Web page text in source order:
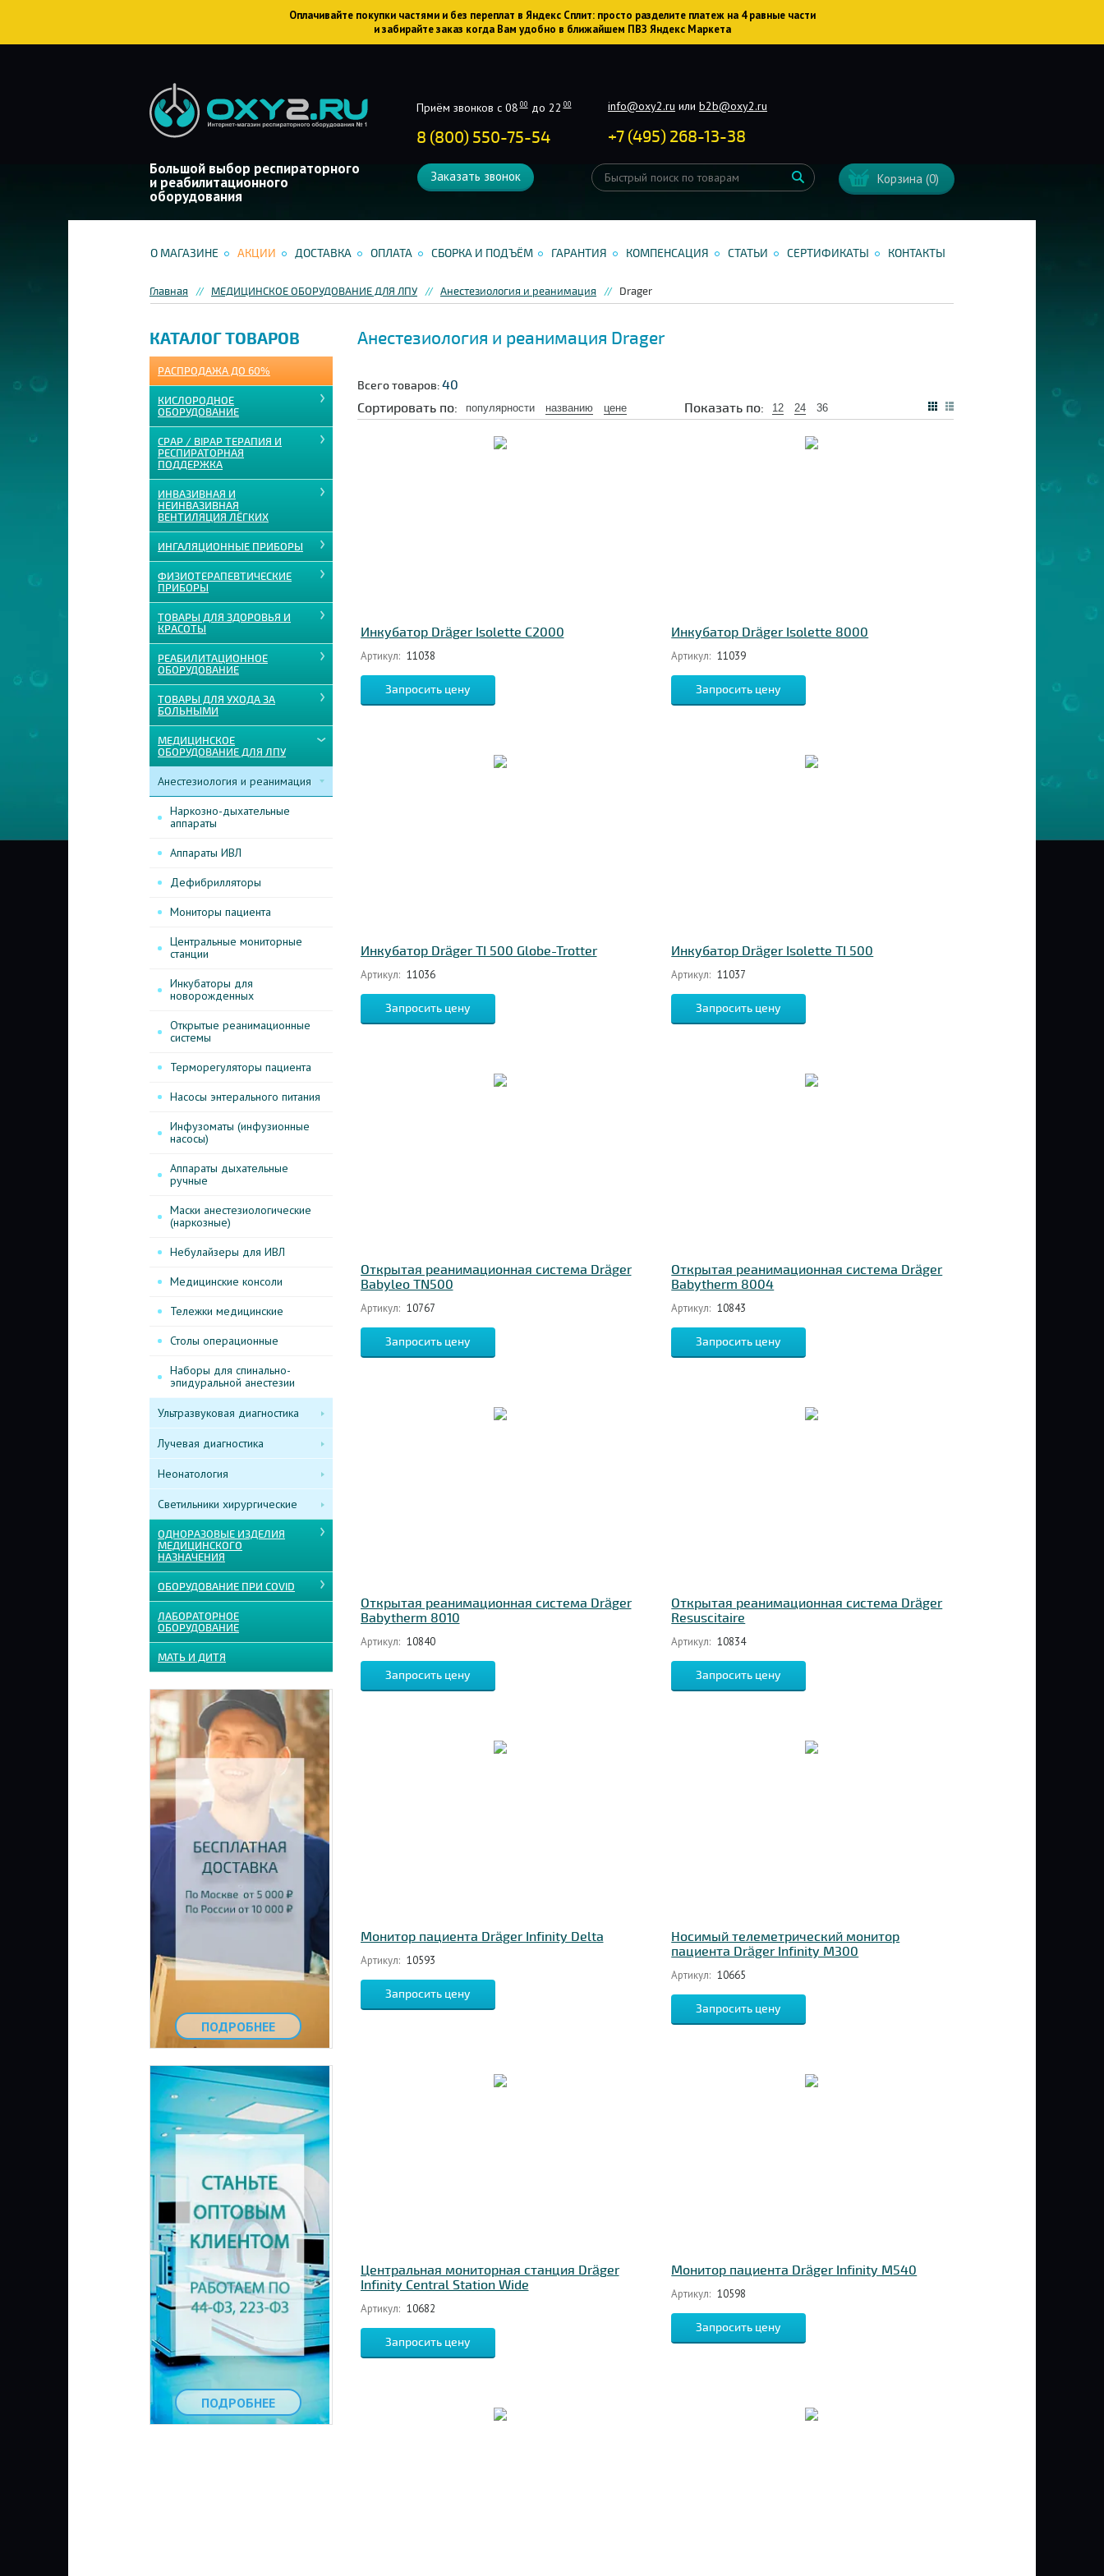
Оплачивайте покупки частями и без переплат в Яндекс Сплит: просто разделите платеж на 4 равные части
и забирайте заказ когда Вам удобно в ближайшем ПВЗ Яндекс Маркета
Большой выбор респираторного
и реабилитационного
оборудования
Приём звонков с 08 00до 22 00
8 (800) 550-75-54
info@oxy2.ru илиb2b@oxy2.ru
+7 (495) 268-13-38
Заказать звонок Корзина(0)
О МАГАЗИНЕ АКЦИИ ДОСТАВКА ОПЛАТА СБОРКА И ПОДЪЁМ ГАРАНТИЯ КОМПЕНСАЦИЯ СТАТЬИ СЕРТИФИКАТЫ КОНТАКТЫ
Главная МЕДИЦИНСКОЕ ОБОРУДОВАНИЕ ДЛЯ ЛПУ Анестезиология и реанимация Drager
КАТАЛОГ ТОВАРОВ
РАСПРОДАЖА ДО 60%
КИСЛОРОДНОЕ
ОБОРУДОВАНИЕ
CPAP / BIPAP ТЕРАПИЯ И
РЕСПИРАТОРНАЯ
ПОДДЕРЖКА
ИНВАЗИВНАЯ И
НЕИНВАЗИВНАЯ
ВЕНТИЛЯЦИЯ ЛЁГКИХ
ИНГАЛЯЦИОННЫЕ ПРИБОРЫ
ФИЗИОТЕРАПЕВТИЧЕСКИЕ
ПРИБОРЫ
ТОВАРЫ ДЛЯ ЗДОРОВЬЯ И
КРАСОТЫ
РЕАБИЛИТАЦИОННОЕ
ОБОРУДОВАНИЕ
ТОВАРЫ ДЛЯ УХОДА ЗА
БОЛЬНЫМИ
МЕДИЦИНСКОЕ
ОБОРУДОВАНИЕ ДЛЯ ЛПУ
Анестезиология и реанимация
Наркозно-дыхательные
аппараты
Аппараты ИВЛ
Дефибрилляторы
Мониторы пациента
Центральные мониторные
станции
Инкубаторы для
новорожденных
Открытые реанимационные
системы
Терморегуляторы пациента
Насосы энтерального питания
Инфузоматы (инфузионные
насосы)
Аппараты дыхательные
ручные
Маски анестезиологические
(наркозные)
Небулайзеры для ИВЛ
Медицинские консоли
Тележки медицинские
Столы операционные
Наборы для спинально-
эпидуральной анестезии
Ультразвуковая диагностика
Лучевая диагностика
Неонатология
Светильники хирургические
ОДНОРАЗОВЫЕ ИЗДЕЛИЯ
МЕДИЦИНСКОГО
НАЗНАЧЕНИЯ
ОБОРУДОВАНИЕ ПРИ COVID
ЛАБОРАТОРНОЕ
ОБОРУДОВАНИЕ
МАТЬ И ДИТЯ
ПОДРОБНЕЕ
ПОДРОБНЕЕ
Анестезиология и реанимация Drager
Всего товаров:40
Сортировать по:
популярности названию цене Показать по: 12 24 36
Инкубатор Dräger Isolette C2000
Артикул: 11038
Запросить цену
Инкубатор Dräger Isolette 8000
Артикул: 11039
Запросить цену
Инкубатор Dräger TI 500 Globe-Trotter
Артикул: 11036
Запросить цену
Инкубатор Dräger Isolette TI 500
Артикул: 11037
Запросить цену
Открытая реанимационная система Dräger
Babyleo TN500
Артикул: 10767
Запросить цену
Открытая реанимационная система Dräger
Babytherm 8004
Артикул: 10843
Запросить цену
Открытая реанимационная система Dräger
Babytherm 8010
Артикул: 10840
Запросить цену
Открытая реанимационная система Dräger
Resuscitaire
Артикул: 10834
Запросить цену
Монитор пациента Dräger Infinity Delta
Артикул: 10593
Запросить цену
Носимый телеметрический монитор
пациента Dräger Infinity M300
Артикул: 10665
Запросить цену
Центральная мониторная станция Dräger
Infinity Central Station Wide
Артикул: 10682
Запросить цену
Монитор пациента Dräger Infinity M540
Артикул: 10598
Запросить цену